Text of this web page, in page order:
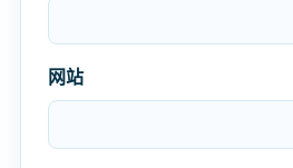
网站